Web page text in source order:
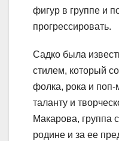
фигур в группе и
прогрессировать.
Садко была
стилем, который
фолка, рока и поп-
таланту и
Макарова, группа
родине и за ее